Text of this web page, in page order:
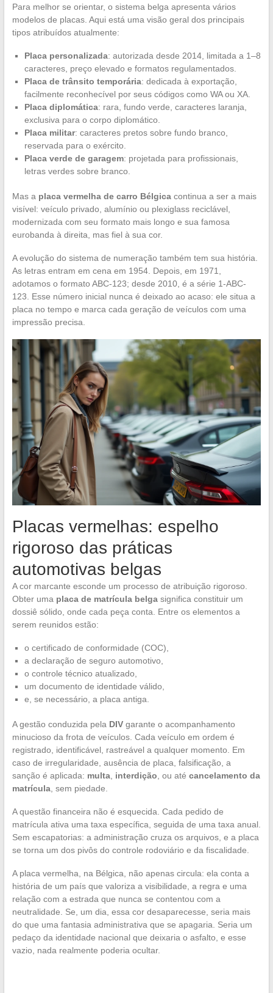
Para melhor se orientar, o sistema belga apresenta vários
modelos de placas. Aqui está uma visão geral dos principais
tipos atribuídos atualmente:
Placa personalizada: autorizada desde 2014, limitada a 1–8
caracteres, preço elevado e formatos regulamentados.
Placa de trânsito temporária: dedicada à exportação,
facilmente reconhecível por seus códigos como WA ou XA.
Placa diplomática: rara, fundo verde, caracteres laranja,
exclusiva para o corpo diplomático.
Placa militar: caracteres pretos sobre fundo branco,
reservada para o exército.
Placa verde de garagem: projetada para profissionais,
letras verdes sobre branco.
Mas a placa vermelha de carro Bélgicacontinua a ser a mais
visível: veículo privado, alumínio ou plexiglass reciclável,
modernizada com seu formato mais longo e sua famosa
eurobanda à direita, mas fiel à sua cor.
A evolução do sistema de numeração também tem sua história.
As letras entram em cena em 1954. Depois, em 1971,
adotamos o formato ABC-123; desde 2010, é a série 1-ABC-
123. Esse número inicial nunca é deixado ao acaso: ele situa a
placa no tempo e marca cada geração de veículos com uma
impressão precisa.
Placas vermelhas: espelho
rigoroso das práticas
automotivas belgas
A cor marcante esconde um processo de atribuição rigoroso.
Obter uma placa de matrícula belgasignifica constituir um
dossiê sólido, onde cada peça conta. Entre os elementos a
serem reunidos estão:
o certificado de conformidade (COC),
a declaração de seguro automotivo,
o controle técnico atualizado,
um documento de identidade válido,
e, se necessário, a placa antiga.
A gestão conduzida pela DIVgarante o acompanhamento
minucioso da frota de veículos. Cada veículo em ordem é
registrado, identificável, rastreável a qualquer momento. Em
caso de irregularidade, ausência de placa, falsificação, a
sanção é aplicada: multa, interdição , ou até cancelamento da
matrícula, sem piedade.
A questão financeira não é esquecida. Cada pedido de
matrícula ativa uma taxa específica, seguida de uma taxa anual.
Sem escapatorias: a administração cruza os arquivos, e a placa
se torna um dos pivôs do controle rodoviário e da fiscalidade.
A placa vermelha, na Bélgica, não apenas circula: ela conta a
história de um país que valoriza a visibilidade, a regra e uma
relação com a estrada que nunca se contentou com a
neutralidade. Se, um dia, essa cor desaparecesse, seria mais
do que uma fantasia administrativa que se apagaria. Seria um
pedaço da identidade nacional que deixaria o asfalto, e esse
vazio, nada realmente poderia ocultar.